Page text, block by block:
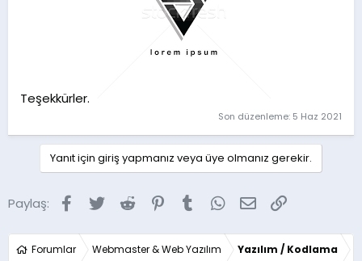
Teşekkürler.
Son düzenleme: 5 Haz 2021
Yanıt için giriş yapmanız veya üye olmanız gerekir.
Paylaş: Facebook
Twitter Reddit Pinterest
Tumblr WhatsApp
E-posta
Forumlar Webmaster & Web Yazılım Yazılım / Kodlama